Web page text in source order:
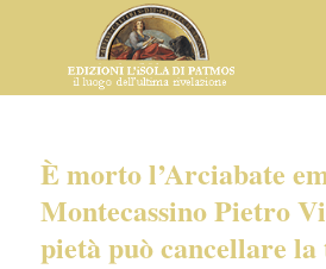
È morto l’Arciabate
Montecassino Pietro
pietà può cancellare